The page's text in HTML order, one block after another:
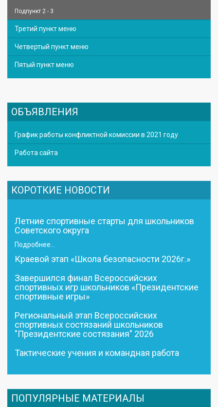
Подпункт 2 - 3
Третий пункт меню
Четвертый пункт меню
Пятый пункт меню
ОБЪЯВЛЕНИЯ
График работы конфликтной комиссии в 2021 году
Работа сайта
КОРОТКИЕ НОВОСТИ
Летние спортивные старты для школьников
Советского округа
Подробнее...
Краевой этап «Школа безопасности 2026г.»
Завершился финал Всероссийских
спортивных игр школьников «Президентские
спортивные игры»
Региональный этап Всероссийских
спортивных состязаний школьников
"Президентские состязания" 2026
Тактические учения и командная работа
ПОПУЛЯРНЫЕ МАТЕРИАЛЫ